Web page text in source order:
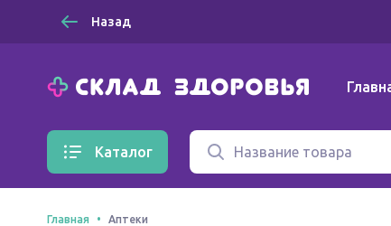
Назад
Каталог
Главная Аптеки